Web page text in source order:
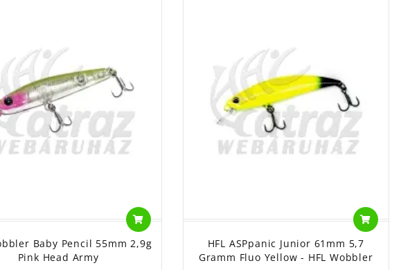
Baby Pencil 55mm 2,9g
Pink Head Army
HFL ASPpanic Junior 61mm 5,7
Gramm Fluo Yellow - HFL Wobbler